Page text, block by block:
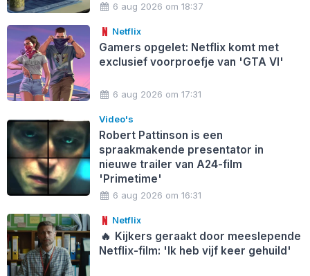
6 aug 2026 om 18:37
Netflix
Gamers opgelet: Netflix komt met
exclusief voorproefje van 'GTA VI'
6 aug 2026 om 17:31
Video's
Robert Pattinson is een
spraakmakende presentator in
nieuwe trailer van A24-film
'Primetime'
6 aug 2026 om 16:31
Netflix
🔥 Kijkers geraakt door meeslepende
Netflix-film: 'Ik heb vijf keer gehuild'